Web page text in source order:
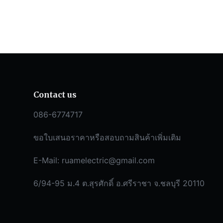
Contact us
086-6774717
ขอใบเสนอราคาหรือสอบถามสินค้าเพิ่มเติม
E-Mail: ruamelectric@gmail.com
6/94-95 ม.4 ต.สุรศักดิ์ อ.ศรีราชา จ.ชลบุรี 20110